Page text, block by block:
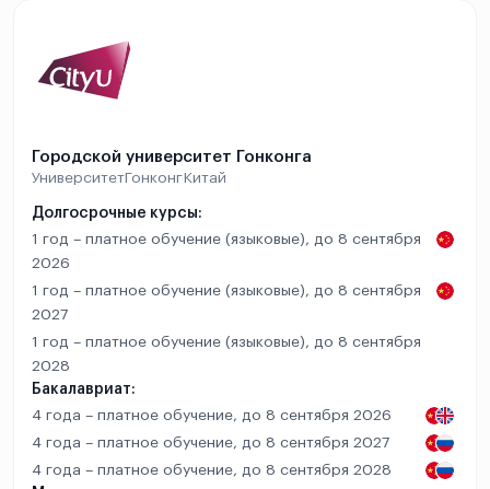
Городской университет Гонконга
УниверситетГонконг Китай
Долгосрочные курсы:
1 год – платное обучение (языковые), до 8 сентября
2026
1 год – платное обучение (языковые), до 8 сентября
2027
1 год – платное обучение (языковые), до 8 сентября
2028
Бакалавриат:
4 года – платное обучение, до 8 сентября 2026
4 года – платное обучение, до 8 сентября 2027
4 года – платное обучение, до 8 сентября 2028